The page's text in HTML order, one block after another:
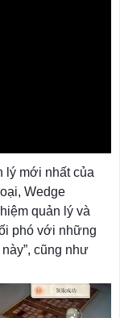
lý mới nhất của
Wedge
quản lý và
phó với những
cũng như